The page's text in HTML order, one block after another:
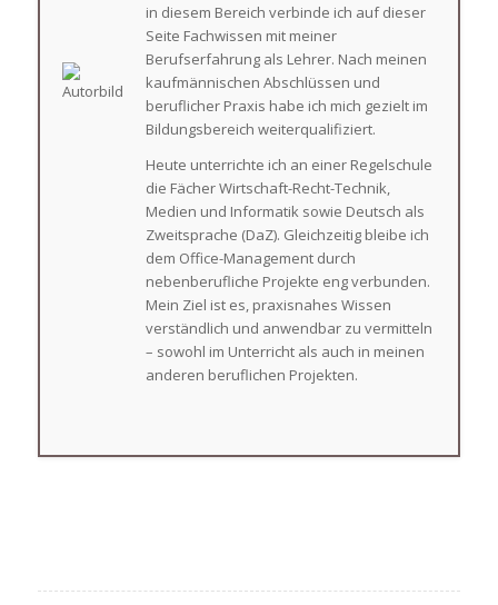
in diesem Bereich verbinde ich auf dieser
Seite Fachwissen mit meiner
Berufserfahrung als Lehrer. Nach meinen
kaufmännischen Abschlüssen und
beruflicher Praxis habe ich mich gezielt im
Bildungsbereich weiterqualifiziert.
Heute unterrichte ich an einer Regelschule
die Fächer Wirtschaft-Recht-Technik,
Medien und Informatik sowie Deutsch als
Zweitsprache (DaZ). Gleichzeitig bleibe ich
dem Office-Management durch
nebenberufliche Projekte eng verbunden.
Mein Ziel ist es, praxisnahes Wissen
verständlich und anwendbar zu vermitteln
– sowohl im Unterricht als auch in meinen
anderen beruflichen Projekten.